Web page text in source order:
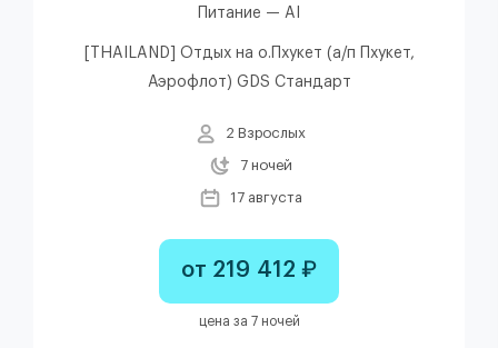
Питание — AI
[THAILAND] Отдых на о.Пхукет (а/п Пхукет,
Аэрофлот) GDS Стандарт
2 Взрослых
7 ночей
17 августа
от 219 412 ₽
цена за 7 ночей